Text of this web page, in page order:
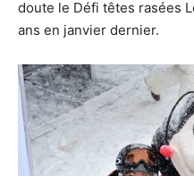
doute le Défi têtes rasées
ans en janvier dernier.